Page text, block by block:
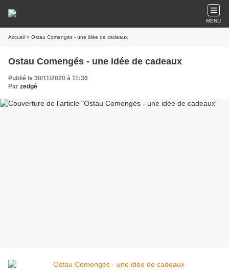
MENU
Accueil » Ostau Comengés - une idée de cadeaux
Ostau Comengés - une idée de cadeaux
Publié le 30/11/2020 à 11:36
Par zedgé